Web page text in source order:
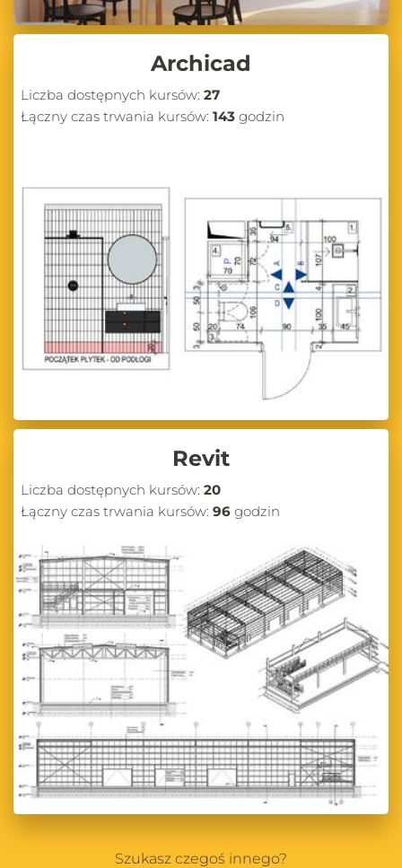
Archicad
Liczba dostępnych kursów: 27
Łączny czas trwania kursów: 143 godzin
Revit
Liczba dostępnych kursów: 20
Łączny czas trwania kursów: 96 godzin
Szukasz czegoś innego?